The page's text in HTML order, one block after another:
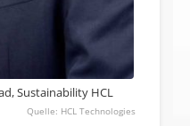
Sustainability HCL
HCL Technologies